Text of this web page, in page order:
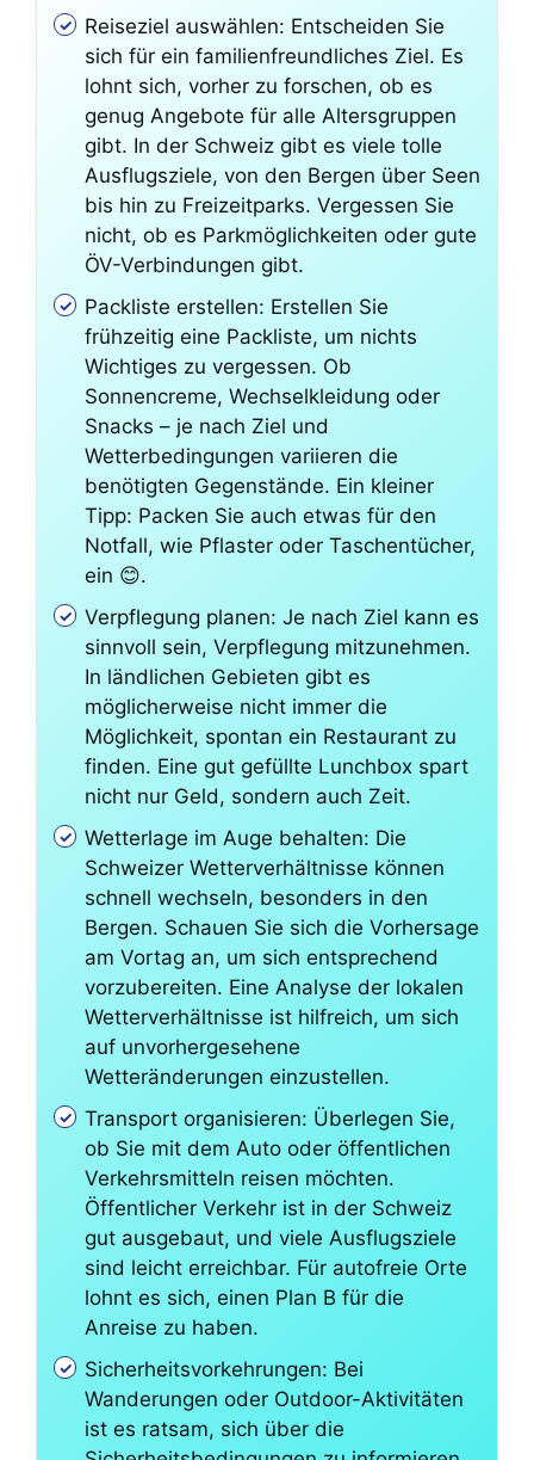
Reiseziel auswählen: Entscheiden Sie
sich für ein familienfreundliches Ziel. Es
lohnt sich, vorher zu forschen, ob es
genug Angebote für alle Altersgruppen
gibt. In der Schweiz gibt es viele tolle
Ausflugsziele, von den Bergen über Seen
bis hin zu Freizeitparks. Vergessen Sie
nicht, ob es Parkmöglichkeiten oder gute
ÖV-Verbindungen gibt.
Packliste erstellen: Erstellen Sie
frühzeitig eine Packliste, um nichts
Wichtiges zu vergessen. Ob
Sonnencreme, Wechselkleidung oder
Snacks – je nach Ziel und
Wetterbedingungen variieren die
benötigten Gegenstände. Ein kleiner
Tipp: Packen Sie auch etwas für den
Notfall, wie Pflaster oder Taschentücher,
ein 😊.
Verpflegung planen: Je nach Ziel kann es
sinnvoll sein, Verpflegung mitzunehmen.
In ländlichen Gebieten gibt es
möglicherweise nicht immer die
Möglichkeit, spontan ein Restaurant zu
finden. Eine gut gefüllte Lunchbox spart
nicht nur Geld, sondern auch Zeit.
Wetterlage im Auge behalten: Die
Schweizer Wetterverhältnisse können
schnell wechseln, besonders in den
Bergen. Schauen Sie sich die Vorhersage
am Vortag an, um sich entsprechend
vorzubereiten. Eine Analyse der lokalen
Wetterverhältnisse ist hilfreich, um sich
auf unvorhergesehene
Wetteränderungen einzustellen.
Transport organisieren: Überlegen Sie,
ob Sie mit dem Auto oder öffentlichen
Verkehrsmitteln reisen möchten.
Öffentlicher Verkehr ist in der Schweiz
gut ausgebaut, und viele Ausflugsziele
sind leicht erreichbar. Für autofreie Orte
lohnt es sich, einen Plan B für die
Anreise zu haben.
Sicherheitsvorkehrungen: Bei
Wanderungen oder Outdoor-Aktivitäten
ist es ratsam, sich über die